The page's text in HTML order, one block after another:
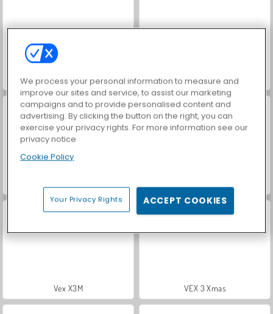
ASMR Makeover & Makeup Studio Farm Merge Valley
Vex X3M VEX 3 Xmas
We process your personal information to measure and
improve our sites and service, to assist our marketing
campaigns and to provide personalised content and
advertising. By clicking the button on the right, you can
exercise your privacy rights. For more information see our
privacy notice
Cookie Policy
Your Privacy Rights ACCEPT COOKIES